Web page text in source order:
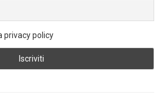
privacy policy